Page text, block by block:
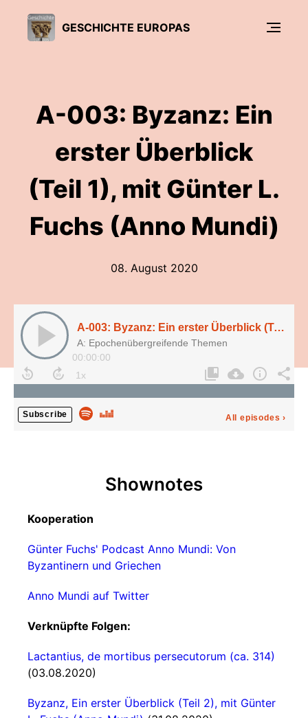
GESCHICHTE EUROPAS
A-003: Byzanz: Ein
erster Überblick
(Teil 1), mit Günter L.
Fuchs (Anno Mundi)
08. August 2020
A-003: Byzanz: Ein erster Überblick (Teil 1), mit Günter L. Fuchs (Anno Mundi)
A: Epochenübergreifende Themen
00:00:00
Subscribe All episodes ›
Shownotes
Kooperation
Günter Fuchs' Podcast Anno Mundi: Von
Byzantinern und Griechen
Anno Mundi auf Twitter
Verknüpfte Folgen:
Lactantius, de mortibus persecutorum (ca. 314)
(03.08.2020)
Byzanz, Ein erster Überblick (Teil 2), mit Günter